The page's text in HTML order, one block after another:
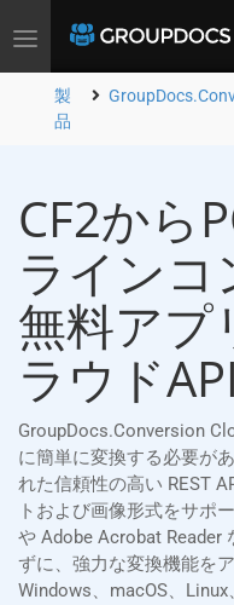
Toggle
製
品
CF2から
ライン
無料アプ
ラウドAPI
GroupDocs.Conversion
に簡単に変換する必要が
れた信頼性の高い REST
トおよび画像形式をサポ
や Adobe Acrobat Reader
ずに、強力な変換機能を
Windows、macOS、